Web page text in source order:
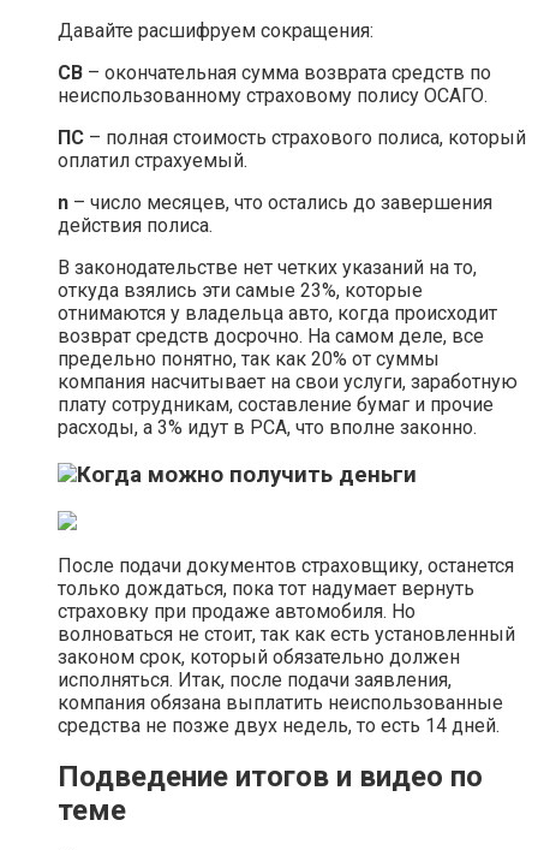
Давайте расшифруем сокращения:
СВ – окончательная сумма возврата средств по
неиспользованному страховому полису ОСАГО.
ПС – полная стоимость страхового полиса, который
оплатил страхуемый.
n – число месяцев, что остались до завершения
действия полиса.
В законодательстве нет четких указаний на то,
откуда взялись эти самые 23%, которые
отнимаются у владельца авто, когда происходит
возврат средств досрочно. На самом деле, все
предельно понятно, так как 20% от суммы
компания насчитывает на свои услуги, заработную
плату сотрудникам, составление бумаг и прочие
расходы, а 3% идут в РСА, что вполне законно.
Когда можно получить деньги
После подачи документов страховщику, останется
только дождаться, пока тот надумает вернуть
страховку при продаже автомобиля. Но
волноваться не стоит, так как есть установленный
законом срок, который обязательно должен
исполняться. Итак, после подачи заявления,
компания обязана выплатить неиспользованные
средства не позже двух недель, то есть 14 дней.
Подведение итогов и видео по
теме